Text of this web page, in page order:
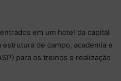
em um hotel da capital
de campo, academia e
para os treinos e realização